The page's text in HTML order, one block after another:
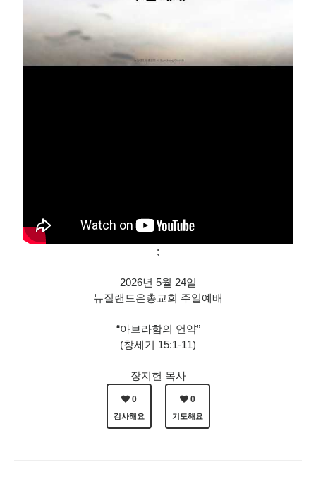
;
2026년 5월 24일
뉴질랜드은총교회 주일예배
“아브라함의 언약”
(창세기 15:1-11)
장지헌 목사
0
감사해요
0
기도해요